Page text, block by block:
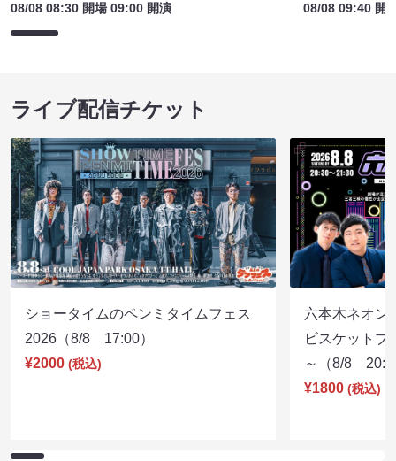
08/08 08:30 開場 09:00 開演
08/08 09:40 開
ライブ配信チケット
ショータイムのペンミタイムフェス
2026（8/8 17:00）
¥2000 (税込)
六本木ネオン
ビスケットブ
～（8/8
¥1800 (税込)